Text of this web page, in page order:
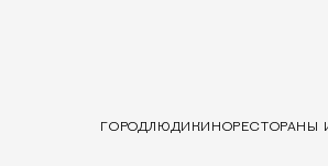
ГОРОДЛЮДИ КИНОРЕСТОРАНЫ